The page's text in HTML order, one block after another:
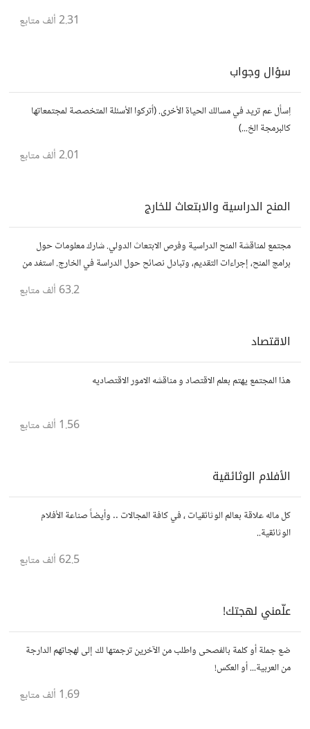
المتجر..إلا في حالة وجود عدة تطبيقات أو شرح مطول شاركها كموضوع
2.31 ألف متابع
سؤال وجواب
اِسأل عم تريد في مسالك الحياة الأخرى. (أتركوا الأسئلة المتخصصة لمجتمعاتها
كالبرمجة الخ...)
2.01 ألف متابع
المنح الدراسية والابتعاث للخارج
مجتمع لمناقشة المنح الدراسية وفرص الابتعاث الدولي. شارك معلومات حول
برامج المنح، إجراءات التقديم، وتبادل نصائح حول الدراسة في الخارج. استفد من
63.2 ألف متابع
الاقتصاد
هذا المجتمع يهتم بعلم الاقتصاد و مناقشه الامور الاقتصاديه
1.56 ألف متابع
الأفلام الوثائقية
كل ماله علاقة بعالم الوثائقيات ، في كافة المجالات .. وأيضاً صناعة الأفلام
الوثائقية..
62.5 ألف متابع
علّمني لهجتك!
ضع جملة أو كلمة بالفصحى واطلب من الآخرين ترجمتها لك إلى لهجاتهم الدارجة
من العربية... أو العكس!
1.69 ألف متابع